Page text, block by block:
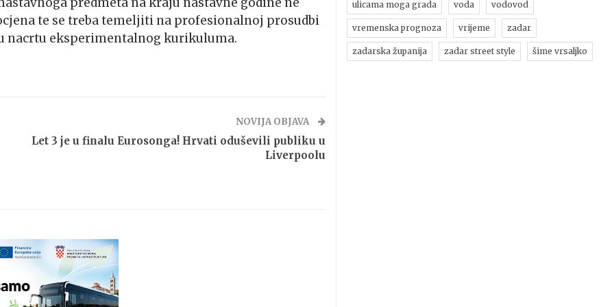
te se treba temeljiti na profesionalnoj prosudbi
nacrtu eksperimentalnog kurikuluma.
NOVIJA OBJAVA
Let 3 je u finalu Eurosonga! Hrvati oduševili publiku u
Liverpoolu
ulicama moga grada voda vodovod
vremenska prognoza vrijeme zadar
zadarska županija zadar street style šime vrsaljko